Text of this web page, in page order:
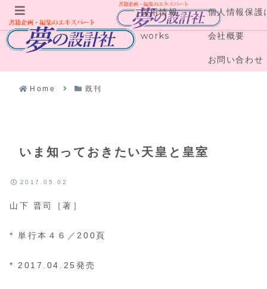
採用情報 個人情報保護
works 会社概要
お問い合わせ
Home 既刊
いま知っておきたい天皇と皇室
2017.05.02
山下 晋司［著］
* 単行本４６／200頁
* 2017.04.25発売
メニュー